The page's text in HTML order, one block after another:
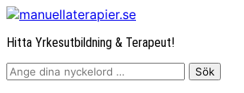
Hitta Yrkesutbildning & Terapeut!